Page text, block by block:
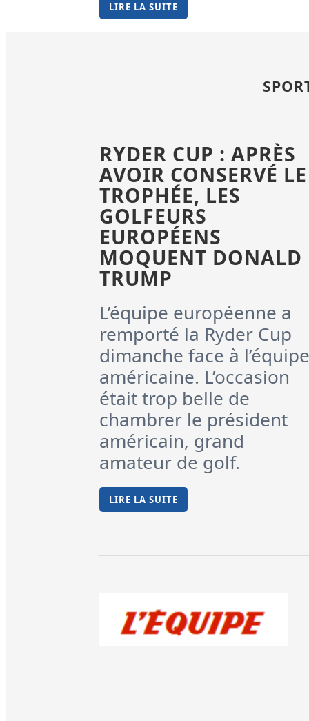
LIRE LA SUITE
RYDER CUP : APRÈS
AVOIR CONSERVÉ LE
TROPHÉE, LES
GOLFEURS
EUROPÉENS
MOQUENT DONALD
TRUMP
L’équipe européenne a
remporté la Ryder Cup
dimanche face à l’équipe
américaine. L’occasion
était trop belle de
chambrer le président
américain, grand
amateur de golf.
LIRE LA SUITE